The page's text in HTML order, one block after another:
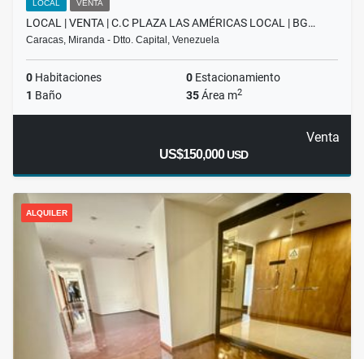
LOCAL VENTA
LOCAL | VENTA | C.C PLAZA LAS AMÉRICAS LOCAL | BG…
Caracas, Miranda - Dtto. Capital, Venezuela
0 Habitaciones 0 Estacionamiento
1 Baño 35Área m2
Venta
US$150,000USD
ALQUILER